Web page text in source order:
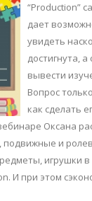
“Production”
дает
увидеть
достигнута, а
вывести
Вопрос
как сделать
Оксана
и
игрушки
И при этом